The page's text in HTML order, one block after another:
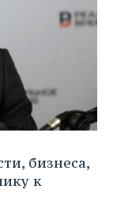
бизнеса,
к